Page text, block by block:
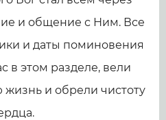
и общение с Ним. Все
и даты поминовения
в этом разделе, вели
и обрели чистоту